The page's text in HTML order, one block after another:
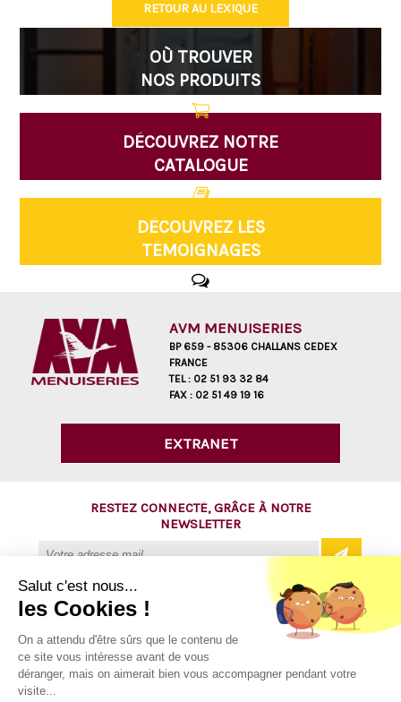
RETOUR AU LEXIQUE
OÙ TROUVER
NOS PRODUITS
DÉCOUVREZ NOTRE
CATALOGUE
DÉCOUVREZ LES
TÉMOIGNAGES
AVM MENUISERIES
BP 659 - 85306 CHALLANS CEDEX
FRANCE
TEL : 02 51 93 32 84
FAX : 02 51 49 19 16
EXTRANET
RESTEZ CONNECTÉ, GRÂCE À NOTRE
NEWSLETTER
@ Copyright 2016 - AVM Menuiseries
Tous droits réservés
Salut c'est nous...
les Cookies !
On a attendu d'être sûrs que le contenu de
ce site vous intéresse avant de vous
déranger, mais on aimerait bien vous accompagner pendant votre
visite...